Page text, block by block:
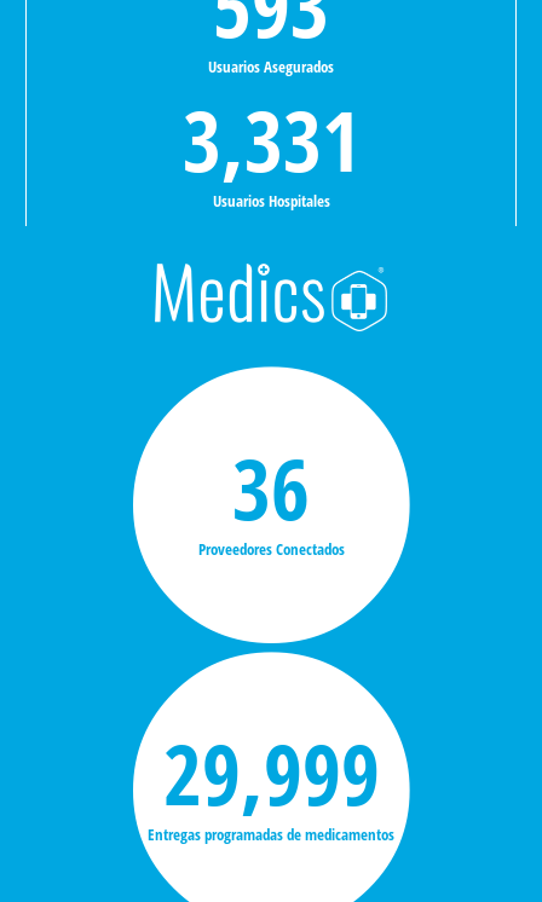
Usuarios Asegurados
Usuarios Hospitales
3,332
Proveedores Conectados
37
Entregas programadas de medicamentos
30,000